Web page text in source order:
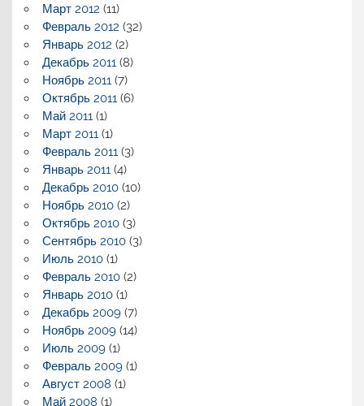
Март 2012 (11)
Февраль 2012 (32)
Январь 2012 (2)
Декабрь 2011(8)
Ноябрь 2011(7)
Октябрь 2011(6)
Май 2011(1)
Март 2011(1)
Февраль 2011(3)
Январь 2011(4)
Декабрь 2010(10)
Ноябрь 2010(2)
Октябрь 2010(3)
Сентябрь 2010(3)
Июль 2010(1)
Февраль 2010(2)
Январь 2010(1)
Декабрь 2009(7)
Ноябрь 2009(14)
Июль 2009(1)
Февраль 2009(1)
Август 2008 (1)
Май 2008 (1)